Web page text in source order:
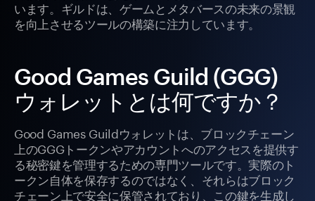
います。ギルドは、ゲームとメタバースの未来の景観
を向上させるツールの構築に注力しています。
Good Games Guild (GGG)
ウォレットとは何ですか？
Good Games Guildウォレットは、ブロックチェーン
上のGGGトークンやアカウントへのアクセスを提供す
る秘密鍵を管理するための専門ツールです。実際のト
ークン自体を保存するのではなく、それらはブロック
チェーン上で安全に保管されており、この鍵を生成し